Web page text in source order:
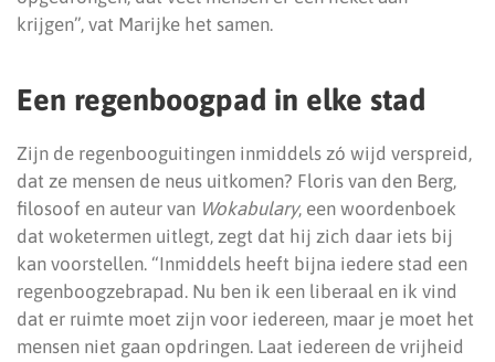
krijgen”, vat Marijke het samen.
Een regenboogpad in elke stad
Zijn de regenbooguitingen inmiddels zó wijd verspreid,
dat ze mensen de neus uitkomen? Floris van den Berg,
filosoof en auteur van Wokabulary, een woordenboek
dat woketermen uitlegt, zegt dat hij zich daar iets bij
kan voorstellen. “Inmiddels heeft bijna iedere stad een
regenboogzebrapad. Nu ben ik een liberaal en ik vind
dat er ruimte moet zijn voor iedereen, maar je moet het
mensen niet gaan opdringen. Laat iedereen de vrijheid